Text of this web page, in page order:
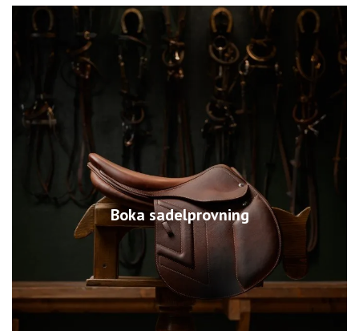
Boka sadelprovning